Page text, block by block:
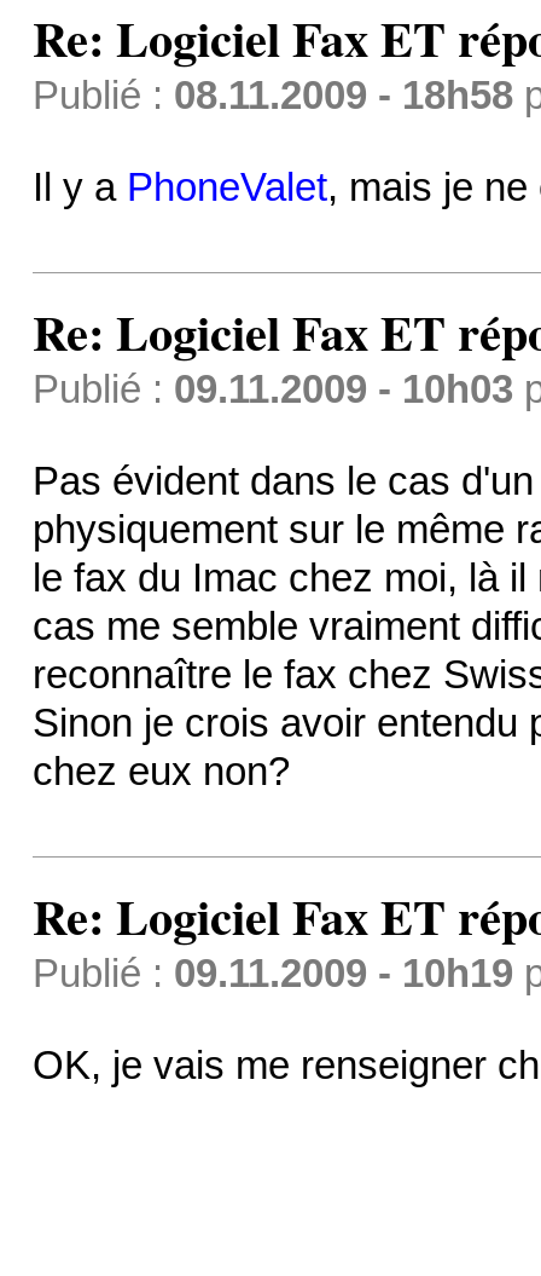
Re: Logiciel Fax ET
Publié : 08.11.2009 - 18h58
Il y a PhoneValet, mais je
Re: Logiciel Fax ET
Publié : 09.11.2009 - 10h03
Pas évident dans le cas
physiquement sur le même
le fax du Imac chez moi, là
cas me semble vraiment
reconnaître le fax chez
Sinon je crois avoir entendu
chez eux non?
Re: Logiciel Fax ET
Publié : 09.11.2009 - 10h19
OK, je vais me renseigner